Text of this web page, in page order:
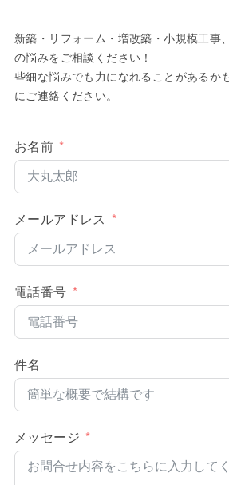
新築・リフォーム・増改築・小規模工事
の悩みをご相談ください！
些細な悩みでも力になれることがあるか
にご連絡ください。
お名前
メールアドレス
電話番号
件名
メッセージ